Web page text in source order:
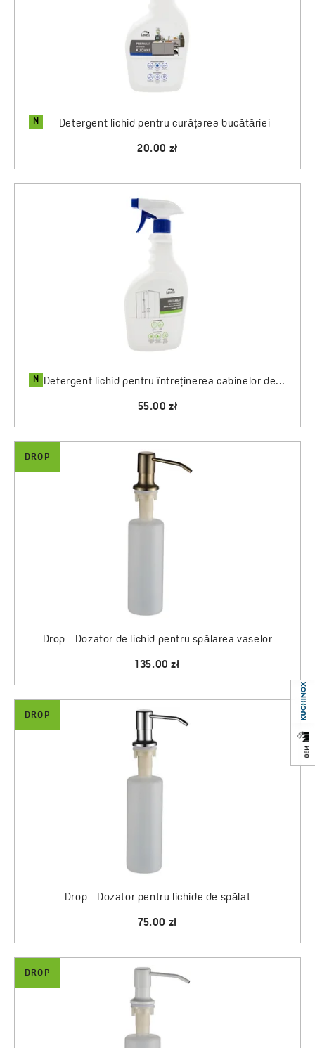
N Detergent lichid pentru curățarea bucătăriei
20.00 zł
N Detergent lichid pentru întreținerea cabinelor de...
55.00 zł
DROP
Drop - Dozator de lichid pentru spălarea vaselor
135.00 zł
DROP
Drop - Dozator pentru lichide de spălat
75.00 zł
DROP